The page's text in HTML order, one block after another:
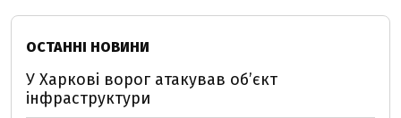
ОСТАННІ НОВИНИ
У Харкові ворог атакував обʼєкт
інфраструктури